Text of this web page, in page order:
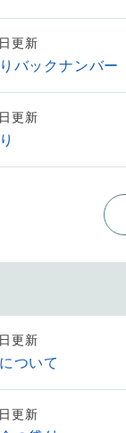
更新
バックナンバー
更新
更新
ついて
更新